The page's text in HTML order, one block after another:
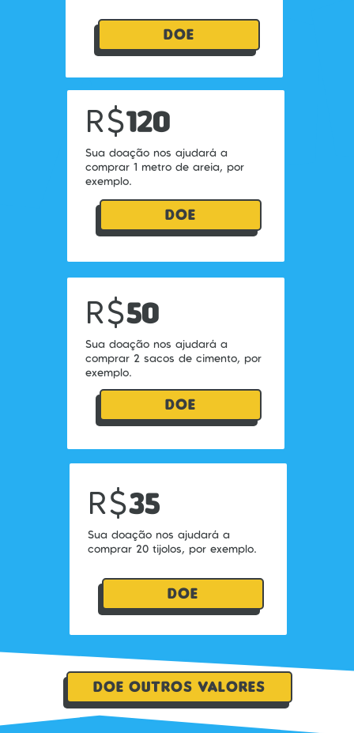
DOE
DOE OUTROS VALORES
Sua doação nos ajudará a
comprar 1 metro de areia, por
exemplo.
R$120
DOE
Sua doação nos ajudará a
comprar 2 sacos de cimento, por
exemplo.
R$50
DOE
Sua doação nos ajudará a
comprar 20 tijolos, por exemplo.
R$35
DOE